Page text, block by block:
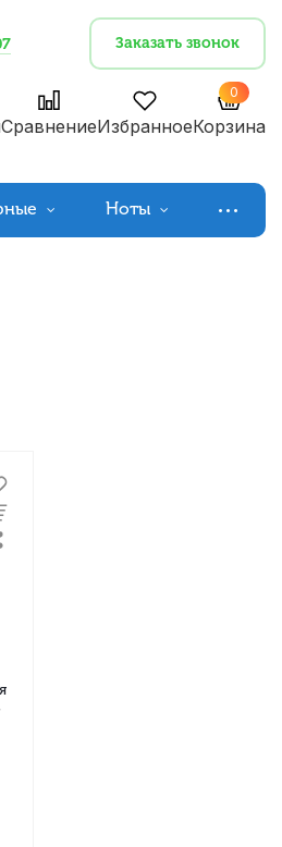
Заказать звонок
СравнениеИзбранное
0
Корзина
Ноты